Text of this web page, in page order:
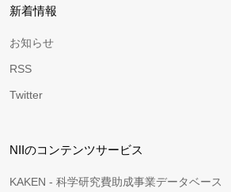
新着情報
お知らせ
RSS
Twitter
NIIのコンテンツサービス
KAKEN - 科学研究費助成事業データベース